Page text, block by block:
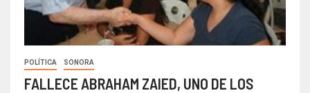
POLÍTICA SONORA
FALLECE ABRAHAM ZAIED, UNO DE LOS